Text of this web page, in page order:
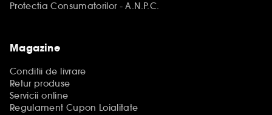
Protectia Consumatorilor - A.N.P.C.
Magazine
Conditii de livrare
Retur produse
Servicii online
Regulament Cupon Loialitate